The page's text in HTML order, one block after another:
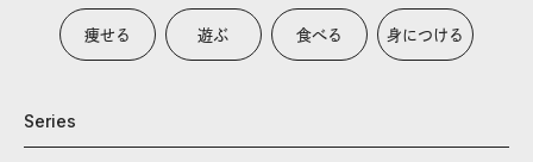
痩せる 遊ぶ 食べる 身につける
Series